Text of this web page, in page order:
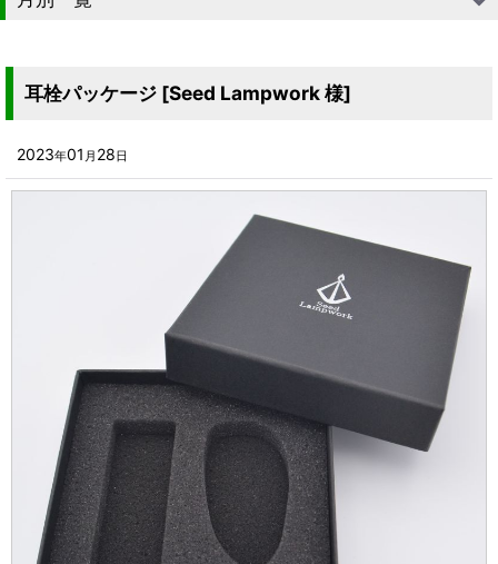
耳栓パッケージ [Seed Lampwork 様]
2023年01 月 28日
■段ボール（箱以外）
■組箱
■その他箱・ケース
■袋
■気泡緩衝材・ミラーマット
■その他発泡材・緩衝材
■その他資材
楽器・音響機器用
瓶・缶・ボトル用
スポーツ・アウトドア・健康用
靴・衣類・アパレル小物用
2025年
2023年
2017年
2016年
2015年